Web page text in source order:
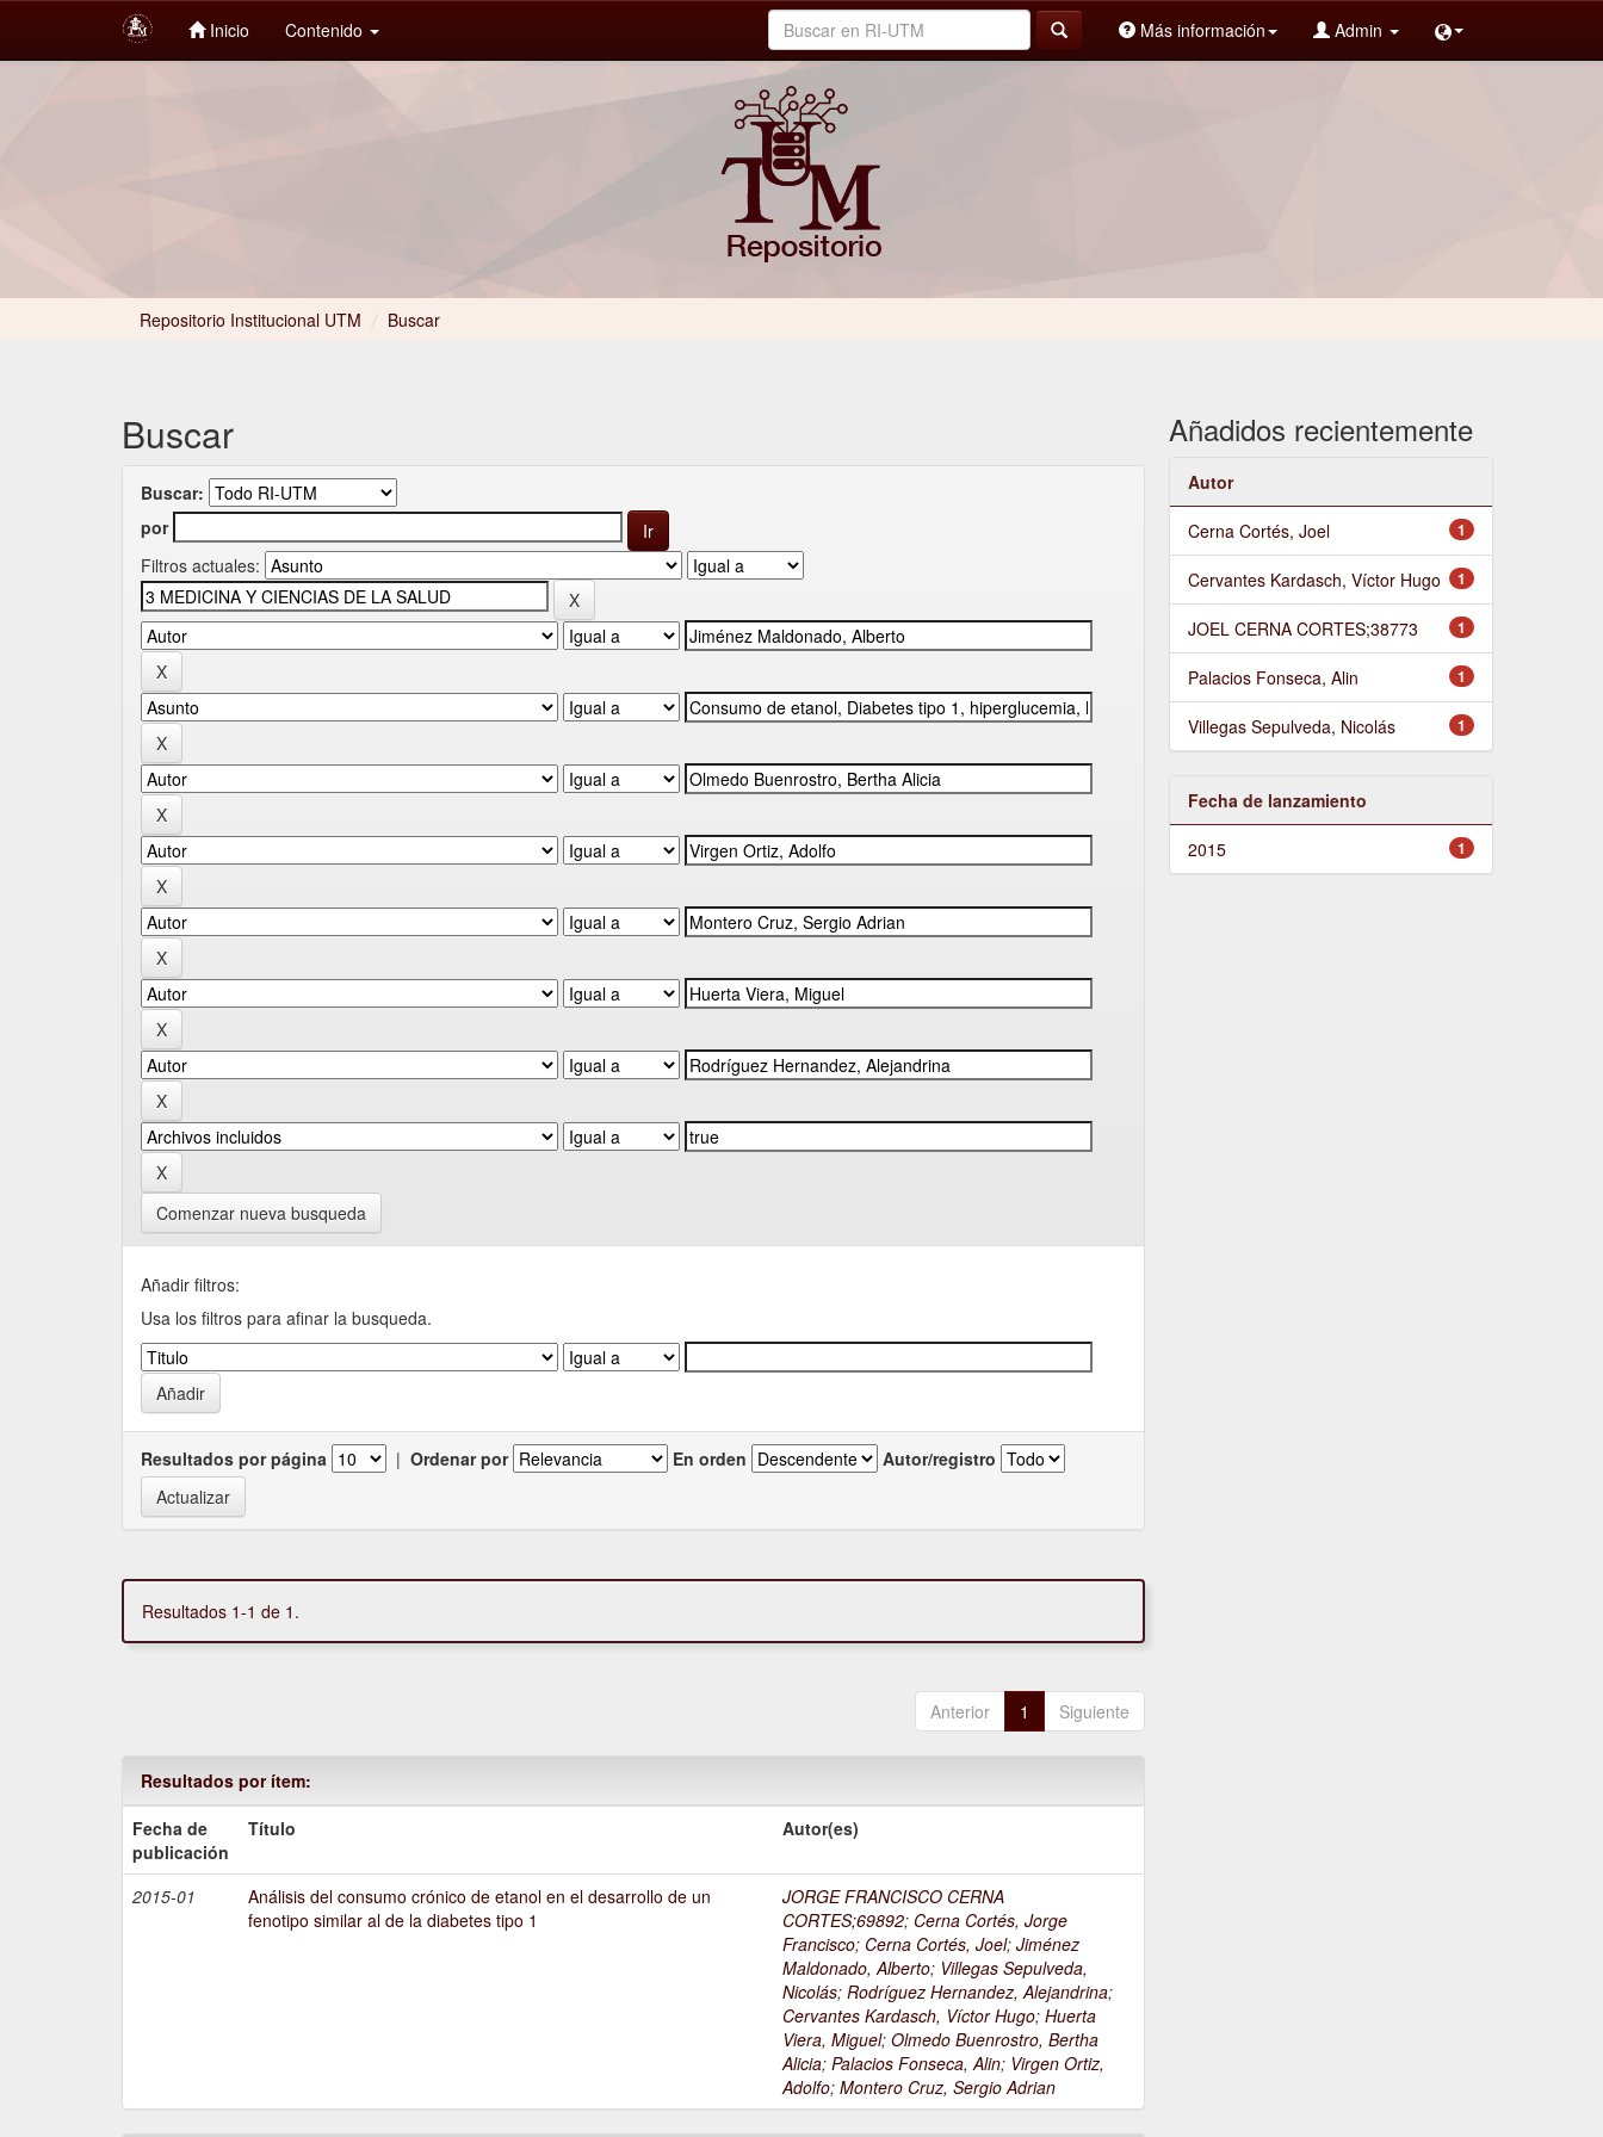
Inicio Contenido Más información Admin
Repositorio Institucional UTM / Buscar
Buscar
Buscar:
por
Filtros actuales:
Comenzar nueva busqueda
Añadir filtros:
Usa los filtros para afinar la busqueda.
Resultados por página | Ordenar por En orden Autor/registro
Resultados 1-1 de 1.
Anterior 1 Siguiente
Resultados por ítem:
Fecha de
publicación
Título Autor(es)
2015-01
Análisis del consumo crónico de etanol en el desarrollo de un
fenotipo similar al de la diabetes tipo 1
JORGE FRANCISCO CERNA
CORTES;69892; Cerna Cortés, Jorge
Francisco; Cerna Cortés, Joel;Jiménez
Maldonado, Alberto; Villegas Sepulveda,
Nicolás;Rodríguez Hernandez, Alejandrina;
Cervantes Kardasch, Víctor Hugo;Huerta
Viera, Miguel;Olmedo Buenrostro, Bertha
Alicia;Palacios Fonseca, Alin; Virgen Ortiz,
Adolfo;Montero Cruz, Sergio Adrian
Añadidos recientemente
Autor
1
Cerna Cortés, Joel
1
Cervantes Kardasch, Víctor Hugo
1
JOEL CERNA CORTES;38773
1
Palacios Fonseca, Alin
1
Villegas Sepulveda, Nicolás
Fecha de lanzamiento
1
2015